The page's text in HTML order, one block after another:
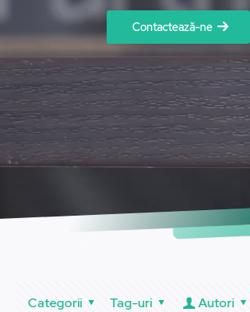
Contactează-ne
Categorii Tag-uri
Autori